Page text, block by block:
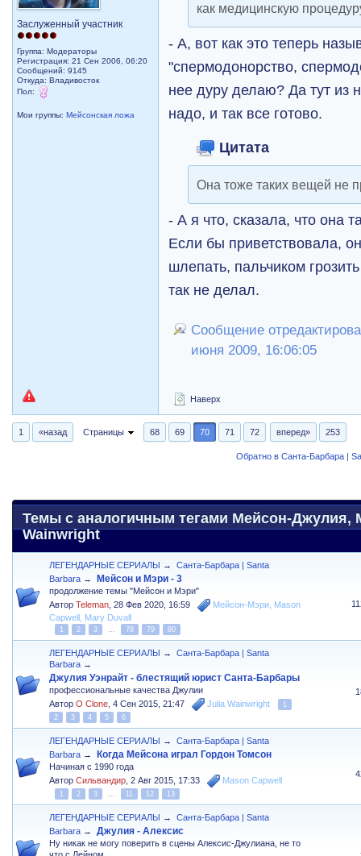
Заслуженный участник
Группа: Модераторы
Регистрация: 21 Сен 2006, 06:20
Сообщений: 9145
Откуда: Владивосток
Пол:
Мои группы:Мейсонская ложа
как медицинскую
- А, вот как это теперь
"спермодонорство,
нее дуру делаю? Да тут из
надо, и так все готово.
Цитата
Она тоже таких вещей не
- А я что, сказала, что она
Если бы приветствовала,
шлепать, пальчиком
так не делал.
Сообщение
июня 2009, 16:06:05
Наверх
1 «назад Страницы 68 69 70 71 72 вперед» 253
Обратно в Санта-Барбара |
Темы с аналогичным тегами Мейсон-Джулия,
Wainwright
ЛЕГЕНДАРНЫЕ СЕРИАЛЫ →
Санта-Барбара | Santa
Barbara → Мейсон и Мэри - 3
продолжение темы "Мейсон и Мэри"
АвторTeleman ,28 Фев 2020, 16:59 Мейсон-Мэри Mason
Capwell Mary Duvall
1 2 3 ... 78 79 80
ЛЕГЕНДАРНЫЕ СЕРИАЛЫ →
Санта-Барбара | Santa
Barbara →
Джулия Уэнрайт - блестящий юрист Санта-Барбары
профессиональные качества Джулии
АвторO Clone ,4 Сен 2015, 21:47 Julia Wainwright
1
2
3 4 5 6
ЛЕГЕНДАРНЫЕ СЕРИАЛЫ →
Санта-Барбара | Santa
Barbara → Когда Мейсона играл Гордон Томсон
Начиная с 1990 года
АвторСильвандир ,2 Авг 2015, 17:33 Mason Capwell
1 2 3 ... 11 12 13
ЛЕГЕНДАРНЫЕ СЕРИАЛЫ →
Санта-Барбара | Santa
Barbara → Джулия - Алексис
Ну никак не могу поверить в сцены Алексис-Джулиана, не то